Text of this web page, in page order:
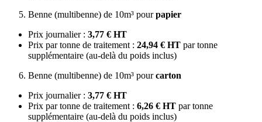
Benne (multibenne) de 10m³ pourpapier
Prix journalier : 3,77 € HT
Prix par tonne de traitement : 24,94 € HT par tonne
supplémentaire (au-delà du poids inclus)
Benne (multibenne) de 10m³ pourcarton
Prix journalier : 3,77 € HT
Prix par tonne de traitement : 6,26 € HT par tonne
supplémentaire (au-delà du poids inclus)